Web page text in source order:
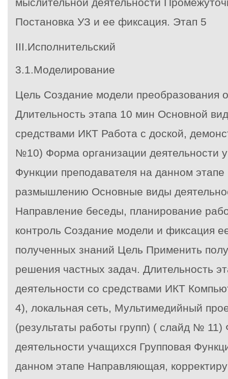
Постановка УЗ и ее фиксация. Этап 5
III.Исполнительский
3.1.Моделирование
Цель Создание модели преобразования
Длительность этапа 10 мин Основной
средствами ИКТ Работа с доской,
№10) Форма организации деятельности
Функции преподавателя на данном
размышлению Основные виды
Направление беседы, планирование
контроль Создание модели и фиксация
полученных знаний Цель Применить
решения частных задач. Длительность
деятельности со средствами ИКТ
4), локальная сеть, Мультимедийный
(результаты работы групп) ( слайд № 11)
деятельности учащихся Групповая
данном этапе Направляющая,